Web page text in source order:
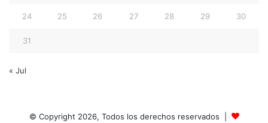
24 25 26 27 28 29 30
31
« Jul
© Copyright 2026, Todos los derechos reservados |